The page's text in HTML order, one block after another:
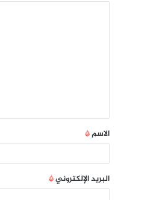
الاسم*
البريد الإلكتروني*